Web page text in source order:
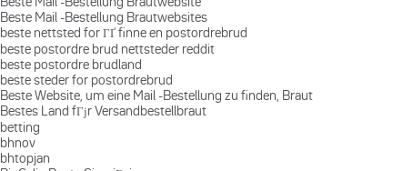
Beste Mail -Bestellung Brautwebsites
beste nettsted for ГҐ finne en postordrebrud
beste postordre brud nettsteder reddit
beste postordre brudland
beste steder for postordrebrud
Beste Website, um eine Mail -Bestellung zu finden, Braut
Bestes Land fГјr Versandbestellbraut
betting
bhnov
bhtopjan